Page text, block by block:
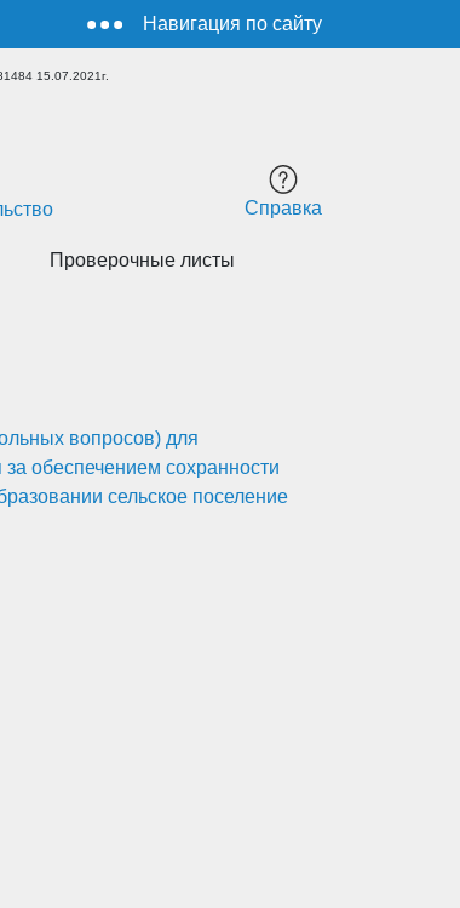
Навигация по сайту
15.07.2021г.
Справка
Проверочные листы
вопросов) для
обеспечением сохранности
сельское поселение